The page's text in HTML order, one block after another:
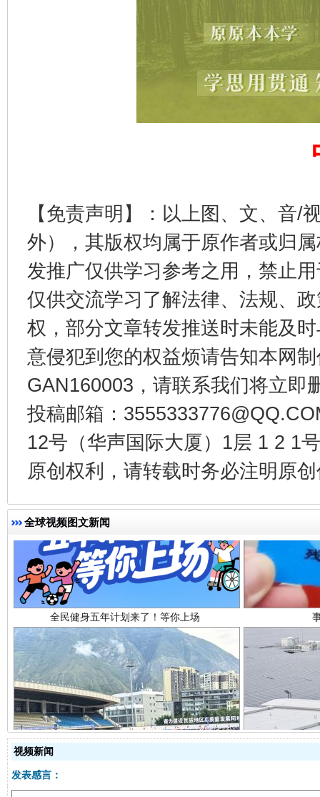
【免责声明】：以上图、文、音/
外），其版权均属于原作者或归
发推广仅供学习参考之用，禁止
仅供交流学习了解法律、法规、
权，部分文章转发推送时未能及
意侵犯到您的权益烦请告知本网
GAN160003，请联系我们将立即
投稿邮箱：
12号（华声国际大厦）1层 1 2 1
原创权利，请转载时务必注明原
全球视频图文新闻
受贿1.44亿！段成刚被判无期 从幼
全民健身五年计划来了！等你上场
阿坝州三大球赛在茂县开幕 规模
视频新闻
发表感言：